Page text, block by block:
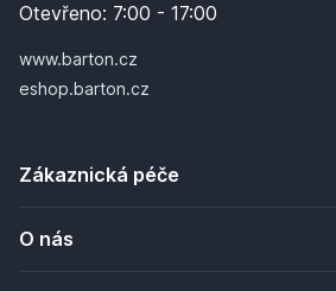
Otevřeno: 7:00 - 17:00
www.barton.cz
eshop.barton.cz
Zákaznická péče
O nás